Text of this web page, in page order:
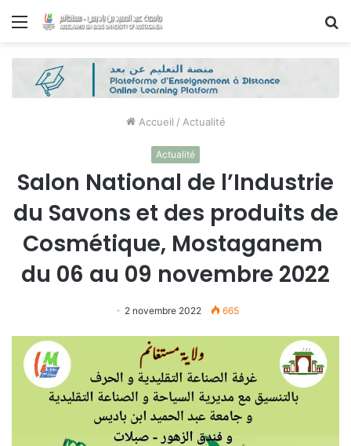
Menu
Accueil / Actualité
Actualité
Salon National de l’Industrie
du Savons et des produits de
Cosmétique, Mostaganem
du 06 au 09 novembre 2022
2 novembre 2022 665